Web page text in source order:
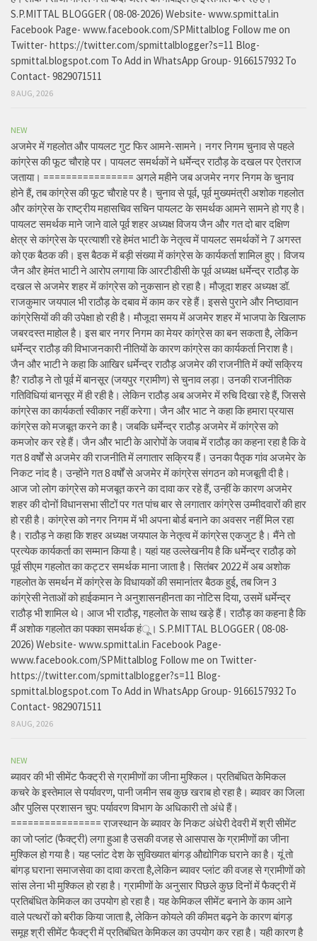
S.P.MITTAL BLOGGER ( 08-08-2026) Website- www.spmittal.in
Facebook Page- www.facebook.com/SPMittalblog Follow me on
Twitter- https://twitter.com/spmittalblogger?s=11 Blog-
spmittal.blogspot.com To Add in WhatsApp Group- 9166157932 To
Contact- 9829071511
8 AUG, 2026
NEW
अजमेर में गहलोत और पायलट गुट फिर आमने-सामने। नगर निगम चुनाव से पहले
कांग्रेस की फूट चौराहे पर। पायलट समर्थकों ने धर्मेन्द्र राठौड़ के दखल पर ऐतराज
जताया। ================ अगले महीने जब अजमेर नगर निगम के चुनाव
होने हैं, तब कांग्रेस की फूट चौराहे पर है। चुनाव से पूर्व, पूर्व मुख्यमंत्री अशोक गहलोत
और कांग्रेस के राष्ट्रीय महासचिव सचिन पायलट के समर्थक आमने सामने हो गए है।
पायलट समर्थक माने जाने वाले पूर्व शहर अध्यक्ष विजय जैन और गत दो बार दक्षिण
क्षेत्र से कांग्रेस के प्रत्याशी रहे हेमंत भाटी के नेतृत्व में पायलट समर्थकों ने 7 अगस्त
को एक बैठक की। इस बैठक में बड़ी संख्या में कांग्रेस के कार्यकर्ता शामिल हुए। विजय
जैन और हेमंत भाटी ने आरोप लगाया कि आरटीडीसी के पूर्व अध्यक्ष धर्मेन्द्र राठौड़ के
दखल से अजमेर शहर में कांग्रेस को नुकसान हो रहा है। मौजूदा शहर अध्यक्ष डॉ.
राजकुमार जयपाल भी राठौड़ के दबाव में काम कर रहे हैं। इससे पुराने और निष्ठावान
कांग्रेसियों की की उपेक्षा हो रही है। मौजूदा समय में अजमेर शहर में भाजपा के खिलाफ
जबरदस्त माहोल है। इस बार नगर निगम का मेयर कांग्रेस का बन सकता है, लेकिन
धर्मेन्द्र राठौड़ की विभाजनकारी नीतियों के कारण कांग्रेस का कार्यकर्ता निराश है।
जैन और भाटी ने कहा कि आखिर धर्मेन्द्र राठौड़ अजमेर की राजनीति में क्यों सक्रिय
हैै? राठौड़ ने तो पूर्व में बानसूर (जयपुर ग्रामीण) से चुनाव लड़ा। उनकी राजनीतिक
गतिविधियां बानसूर में ही रही है। लेकिन राठौड़ अब अजमेर में रुचि दिखा रहे हैं, जिससे
कांग्रेस का कार्यकर्ता स्वीकार नहीं करेगा। जैन और भाट ने कहा कि हमारा प्रयास
कांग्रेस को मजबूत करने का है। जबकि धर्मेन्द्र राठौड़ अजमेर में कांग्रेस को
कमजोर कर रहे हैं। जैन और भाटी के आरोपों के जवाब में राठौड़ का कहना रहा है कि वे
गत 8 वर्षों से अजमेर की राजनीति में लगातार सक्रिय हैं। उनका पैतृक गांव अजमेर के
निकट नांद है। उन्होंने गत 8 वर्षों से अजमेर में कांग्रेस संगठन को मजबूती दी है।
आज जो लोग कांग्रेस को मजबूत करने का दावा कर रहे हैं, उन्हीं के कारण अजमेर
शहर की दोनों विधानसभा सीटों पर गत पांच बार से लगातार कांग्रेस उम्मीदवारों की हार
हो रही है। कांग्रेस को नगर निगम में भी अपना बोर्ड बनाने का अवसर नहीं मिल रहा
है। राठौड़ ने कहा कि शहर अध्यक्ष जयपाल के नेतृत्व में कांग्रेस एकजुट है। मैंने तो
प्रत्येक कार्यकर्ता का सम्मान किया है। यहां यह उल्लेखनीय है कि धर्मेन्द्र राठौड़ को
पूर्व सीएम गहलोत का कट्टर समर्थक माना जाता है। सितंबर 2022 में अब अशोक
गहलोत के समर्थन में कांग्रेस के विधायकों की समानांतर बैठक हुई, तब जिन 3
कांग्रेसी नेताओं को हाईकमान ने अनुशासनहीनता का नोटिस दिया, उसमें धर्मेन्द्र
राठौड़ भी शामिल थे। आज भी राठौड़, गहलोत के साथ खड़े हैं। राठौड़ का कहना है कि
मैं अशोक गहलोत का पक्का समर्थक हंू। S.P.MITTAL BLOGGER ( 08-08-
2026) Website- www.spmittal.in Facebook Page-
www.facebook.com/SPMittalblog Follow me on Twitter-
https://twitter.com/spmittalblogger?s=11 Blog-
spmittal.blogspot.com To Add in WhatsApp Group- 9166157932 To
Contact- 9829071511
8 AUG, 2026
NEW
ब्यावर की भी सीमेंट फैक्ट्री से ग्रामीणों का जीना मुश्किल। प्रतिबंधित केमिकल
कचरे के इस्तेमाल से पर्यावरण, पानी जमीन सब कुछ खराब हो रहा है। ब्यावर का जिला
और पुलिस प्रशासन चुप: पर्यावरण विभाग के अधिकारी तो अंधे हैं।
================ राजस्थान के ब्यावर के निकट अंधेरी देवरी में श्री सीमेंट
का जो प्लांट (फैक्ट्री) लगा हुआ है उसकी वजह से आसपास के ग्रामीणों का जीना
मुश्किल हो गया है। यह प्लांट देश के सुविख्यात बांगड़ औद्योगिक घराने का है। यूं तो
बांगड़ घराना समाजसेवा का दावा करता है,लेकिन ब्यावर प्लांट की वजह से ग्रामीणों को
सांस लेना भी मुश्किल हो रहा है। ग्रामीणों के अनुसार पिछले कुछ दिनों में फैक्ट्री में
प्रतिबंधित केमिकल का उपयोग हो रहा है। यह केमिकल सीमेंट बनाने के काम आने
वाले पत्थरों को बरीक किया जाता है, लेकिन कोयले की कीमत बढ़ने के कारण बांगड़
समूह श्री सीमेंट फैक्ट्री में प्रतिबंधित केमिकल का उपयोग कर रहा है। यही कारण है